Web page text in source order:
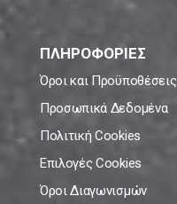
ΠΛΗΡΟΦΟΡΙΕΣ
Όροι και Προϋποθέσεις
Προσωπικά Δεδομένα
Πολιτική Cookies
Επιλογές Cookies
Όροι Διαγωνισμών